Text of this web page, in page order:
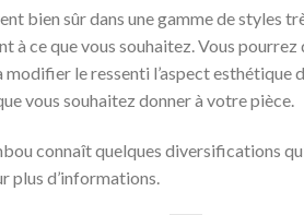
bien sûr dans une gamme de styles
à ce que vous souhaitez. Vous
modifier le ressenti l’aspect
vous souhaitez donner à votre pièce.
connaît quelques diversifications
plus d’informations.